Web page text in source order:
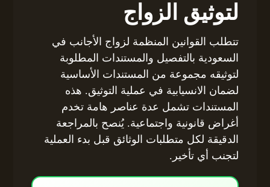
لتوثيق الزواج
تتطلب القوانين المنظمة لزواج الأجانب في
السعودية بالتفصيل والمستندات المطلوبة
لتوثيقه مجموعة من المستندات الأساسية
لضمان الانسيابية في عملية التوثيق. هذه
المستندات تشمل عدة عناصر هامة تخدم
أغراض قانونية واجتماعية. يُنصح بالمراجعة
الدقيقة لكل متطلبات الوثائق قبل بدء العملية
لتجنب أي تأخير.